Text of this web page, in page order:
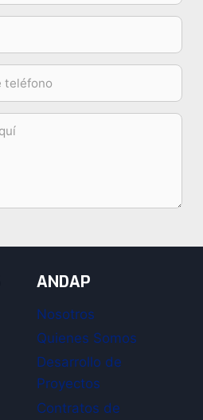
ANDAP
Nosotros
Quienes Somos
Desarrollo de
Proyectos
Contratos de